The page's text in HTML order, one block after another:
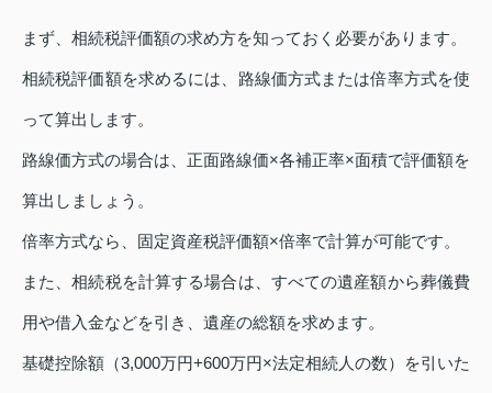
まず、相続税評価額の求め方を知っておく必要があります。
相続税評価額を求めるには、路線価方式または倍率方式を使
って算出します。
路線価方式の場合は、正面路線価×各補正率×面積で評価額を
算出しましょう。
倍率方式なら、固定資産税評価額×倍率で計算が可能です。
また、相続税を計算する場合は、すべての遺産額から葬儀費
用や借入金などを引き、遺産の総額を求めます。
基礎控除額（3,000万円+600万円×法定相続人の数）を引いた